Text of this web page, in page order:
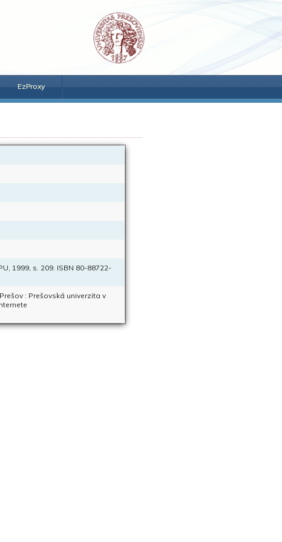
EzProxy
1999, s. 209. ISBN 80-88722-
: Prešovská univerzita v